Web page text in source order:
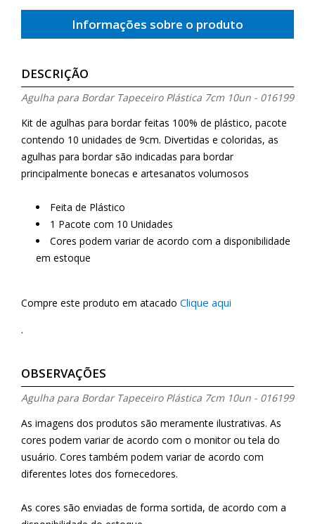
Informações sobre o produto
DESCRIÇÃO
Agulha para Bordar Tapeceiro Plástica 7cm 10un - 016199
Kit de agulhas para bordar feitas 100% de plástico, pacote
contendo 10 unidades de 9cm. Divertidas e coloridas, as
agulhas para bordar são indicadas para bordar
principalmente bonecas e artesanatos volumosos
Feita de Plástico
1 Pacote com 10 Unidades
Cores podem variar de acordo com a disponibilidade
em estoque
Compre este produto em atacado Clique aqui
.
OBSERVAÇÕES
Agulha para Bordar Tapeceiro Plástica 7cm 10un - 016199
As imagens dos produtos são meramente ilustrativas. As
cores podem variar de acordo com o monitor ou tela do
usuário. Cores também podem variar de acordo com
diferentes lotes dos fornecedores.
As cores são enviadas de forma sortida, de acordo com a